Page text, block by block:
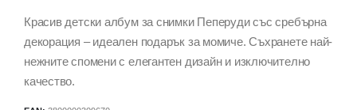
Красив детски албум за снимки Пеперуди със сребърна
декорация – идеален подарък за момиче. Съхранете най-
нежните спомени с елегантен дизайн и изключително
качество.